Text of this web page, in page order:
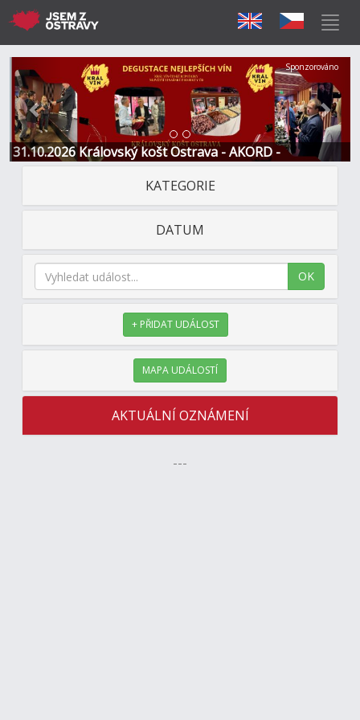
31.10.2026 Královský košt Ostrava - AKORD -
Restaurace a Hotel
Předchozí Další
Sponzorováno
KATEGORIE
DATUM
OK
+ PŘIDAT UDÁLOST
MAPA UDÁLOSTÍ
AKTUÁLNÍ OZNÁMENÍ
---